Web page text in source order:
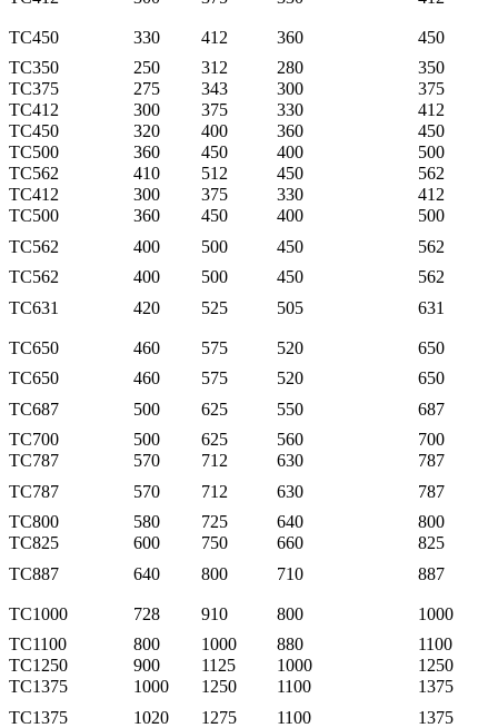
TC450 330 412 360
450
TC350
250 312 280
350
TC375
275 343 300
375
TC412
300 375 330
412
TC450
320 400 360
450
TC500
360 450 400
500
TC562
410 512 450
562
TC412
300 375 330
412
TC500
360 450 400
500
TC562
400 500 450
562
TC562
400 500 450
562
TC631
420 525 505 631
TC650 460 575 520
650
TC650
460 575 520
650
TC687
500 625 550
687
TC700
500 625 560
700
TC787
570 712 630
787
TC787
570 712 630
787
TC800
580 725 640
800
TC825
600 750 660
825
TC887
640 800 710 887
TC1000 728 910 800
1000
TC1100
800 1000 880
1100
TC1250
900 1125 1000
1250
TC1375
1000 1250 1100
1375
TC1375
1020 1275 1100 1375